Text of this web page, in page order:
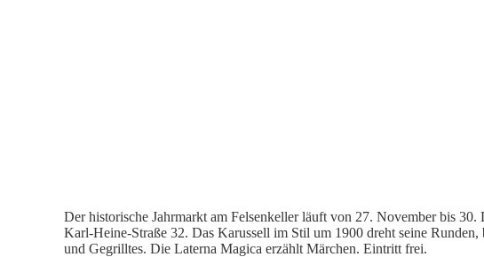
Der historische Jahrmarkt am Felsenkeller läuft von 27. November bis
Karl-Heine-Straße 32. Das Karussell im Stil um 1900 dreht seine
und Gegrilltes. Die Laterna Magica erzählt Märchen. Eintritt frei.